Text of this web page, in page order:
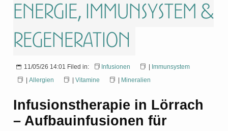
Energie, Immunsystem &
Regeneration
11/05/26 14:01 Filed in: Infusionen
Immunsystem
Allergien Vitamine Mineralien
Infusionstherapie in Lörrach
– Aufbauinfusionen für